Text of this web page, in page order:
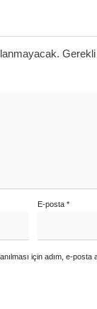
E-posta *
için adım, e-